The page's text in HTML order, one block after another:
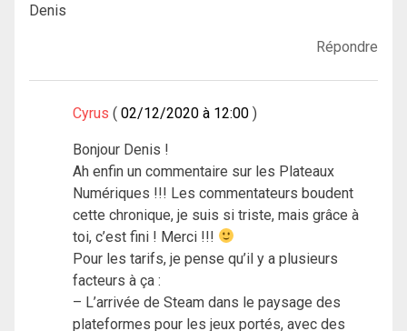
Denis
Répondre
Cyrus 02/12/2020 à 12:00
Bonjour Denis !
Ah enfin un commentaire sur les Plateaux
Numériques !!! Les commentateurs boudent
cette chronique, je suis si triste, mais grâce à
toi, c’est fini ! Merci !!!
Pour les tarifs, je pense qu’il y a plusieurs
facteurs à ça :
– L’arrivée de Steam dans le paysage des
plateformes pour les jeux portés, avec des